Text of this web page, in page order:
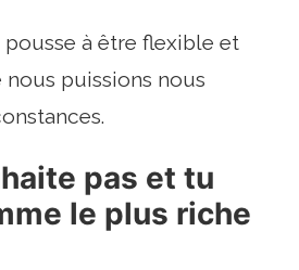
pousse à être flexible et
nous puissions nous
pas et tu
le plus riche